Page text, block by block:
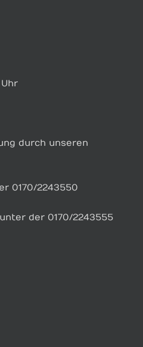
durch unseren
0170/2243550
unter der 0170/2243555